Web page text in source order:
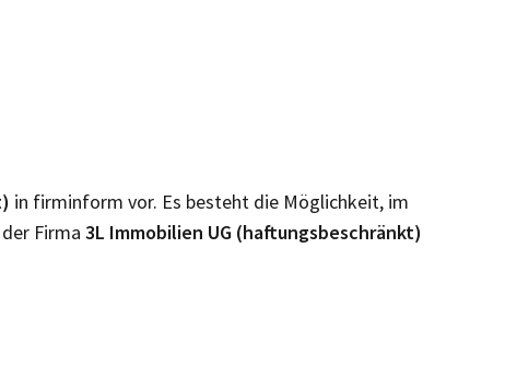
in firminform vor. Es besteht die Möglichkeit, im
Firma 3L Immobilien UG (haftungsbeschränkt)